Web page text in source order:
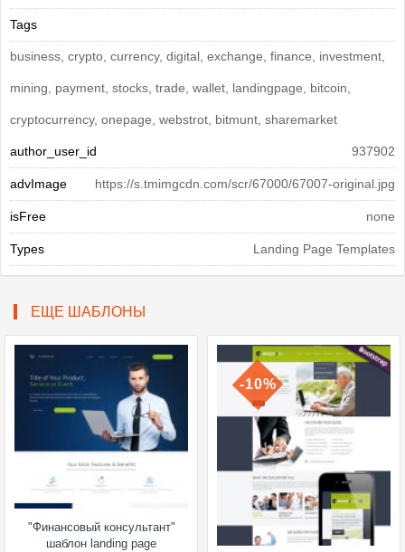
Tags
business, crypto, currency, digital, exchange, finance, investment,
mining, payment, stocks, trade, wallet, landingpage, bitcoin,
cryptocurrency, onepage, webstrot, bitmunt, sharemarket
author_user_id 937902
advImage https://s.tmimgcdn.com/scr/67000/67007-original.jpg
isFree none
Types Landing Page Templates
ЕЩЕ ШАБЛОНЫ
"Финансовый консультант"
шаблон landing page
-10%